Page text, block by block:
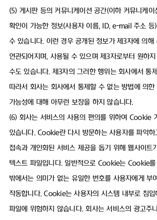
(5) 게시판 등의 커뮤니케이션 공간(이하 커뮤니케
확인이 가능한 정보(사용자 이름, ID, e-mail 주소 등
수 있습니다. 이런 경우 공개된 정보가 제3자에 의해
연관되어지며, 사용될 수 있으며 제3자로부터 원하
수도 있습니다. 제3자의 그러한 행위는 회사에서 통
따라서 회사는 회사에서 통제할 수 없는 방법에 의한
가능성에 대해 아무런 보장을 하지 않습니다.
(6) 회사는 서비스의 사용의 편의를 위하여 Cookie
있습니다. Cookie란 다시 방문하는 사용자를 파악
접속과 개인화된 서비스 제공을 돕기 위해 웹사이트
텍스트 파일입니다. 일반적으로 Cookie는 Cookie
밖에서는 의미가 없는 유일한 번호를 사용자에게 부
작동합니다. Cookie는 사용자의 시스템 내부로 침입
파일에 위험하지 않습니다. 회사는 서비스의 광고주